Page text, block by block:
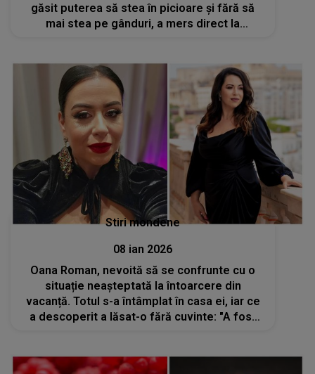
găsit puterea să stea în picioare și fără să
mai stea pe gânduri, a mers direct la
Stiri mondene
08 ian 2026
Oana Roman, nevoită să se confrunte cu o
situație neașteptată la întoarcere din
vacanță. Totul s-a întâmplat în casa ei, iar ce
a descoperit a lăsat-o fără cuvinte: "A fost